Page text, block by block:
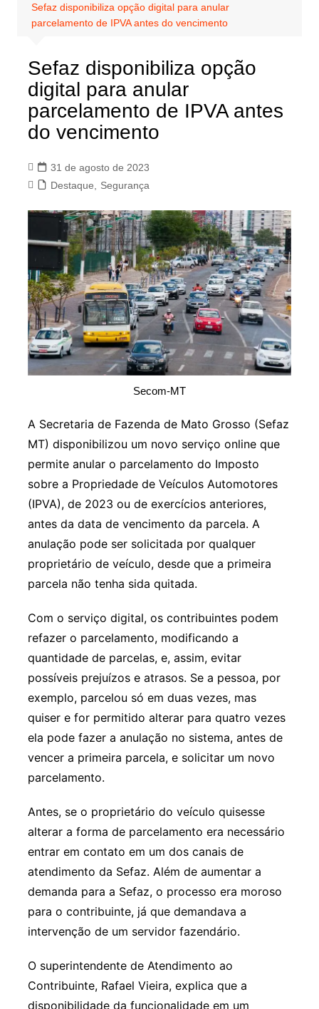
Sefaz disponibiliza opção digital para anular
parcelamento de IPVA antes do vencimento
Sefaz disponibiliza opção
digital para anular
parcelamento de IPVA antes
do vencimento
31 de agosto de 2023
Destaque
Segurança
Secom-MT
A Secretaria de Fazenda de Mato Grosso (Sefaz
MT) disponibilizou um novo serviço online que
permite anular o parcelamento do Imposto
sobre a Propriedade de Veículos Automotores
(IPVA), de 2023 ou de exercícios anteriores,
antes da data de vencimento da parcela. A
anulação pode ser solicitada por qualquer
proprietário de veículo, desde que a primeira
parcela não tenha sida quitada.
Com o serviço digital, os contribuintes podem
refazer o parcelamento, modificando a
quantidade de parcelas, e, assim, evitar
possíveis prejuízos e atrasos. Se a pessoa, por
exemplo, parcelou só em duas vezes, mas
quiser e for permitido alterar para quatro vezes
ela pode fazer a anulação no sistema, antes de
vencer a primeira parcela, e solicitar um novo
parcelamento.
Antes, se o proprietário do veículo quisesse
alterar a forma de parcelamento era necessário
entrar em contato em um dos canais de
atendimento da Sefaz. Além de aumentar a
demanda para a Sefaz, o processo era moroso
para o contribuinte, já que demandava a
intervenção de um servidor fazendário.
O superintendente de Atendimento ao
Contribuinte, Rafael Vieira, explica que a
disponibilidade da funcionalidade em um